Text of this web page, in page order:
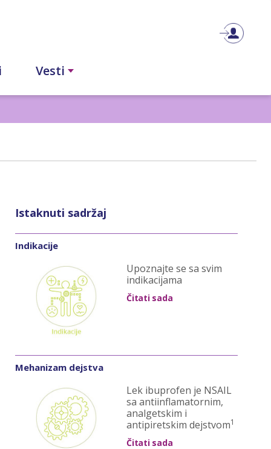
Vesti
Istaknuti sadržaj
Indikacije
Upoznajte se sa svim
indikacijama
Čitati sada
Mehanizam dejstva
Lek ibuprofen je NSAIL
sa antiinflamatornim,
analgetskim i
antipiretskim dejstvom1
Čitati sada